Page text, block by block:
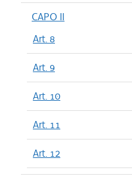
CAPO II
Art. 8
Art. 9
Art. 10
Art. 11
Art. 12